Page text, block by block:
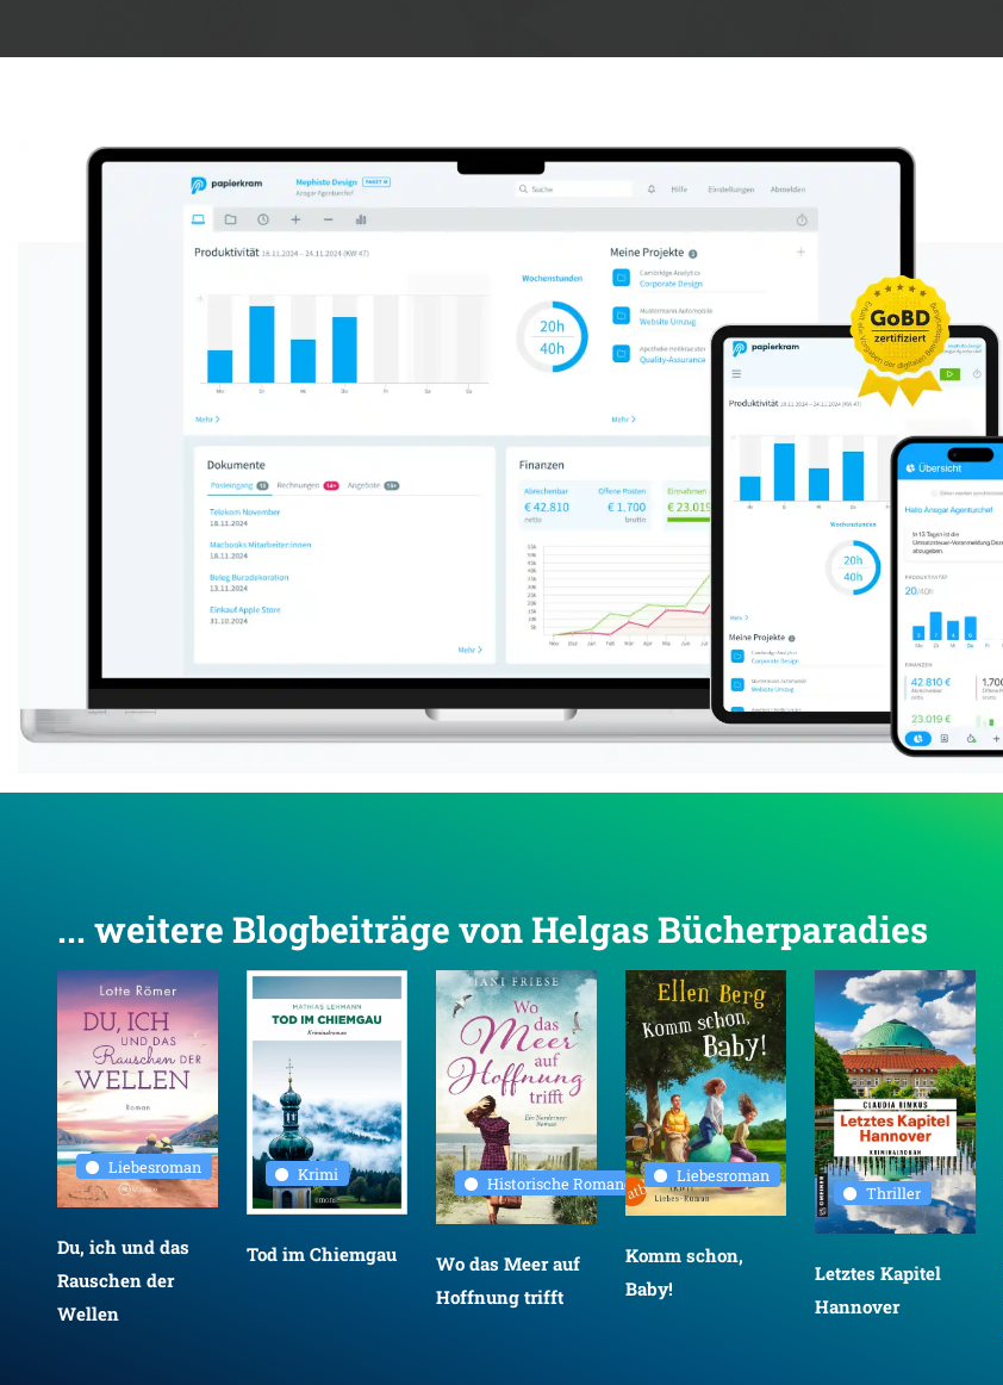
... weitere Blogbeiträge von Helgas Bücherparadies
Liebesroman
Du, ich und das
Rauschen der
Wellen
Krimi
Tod im Chiemgau
Historische Romane
Wo das Meer auf
Hoffnung trifft
Liebesroman
Komm schon,
Baby!
Thriller
Letztes Kapitel
Hannover